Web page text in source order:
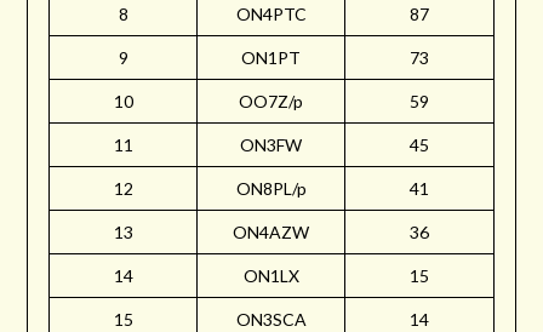
8 ON4PTC 87
9 ON1PT 73
10 OO7Z/p 59
11 ON3FW 45
12 ON8PL/p 41
13 ON4AZW 36
14 ON1LX 15
15 ON3SCA 14